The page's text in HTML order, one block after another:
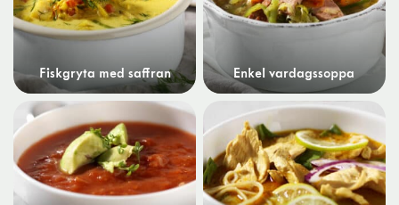
Fiskgryta med saffran Enkel vardagssoppa